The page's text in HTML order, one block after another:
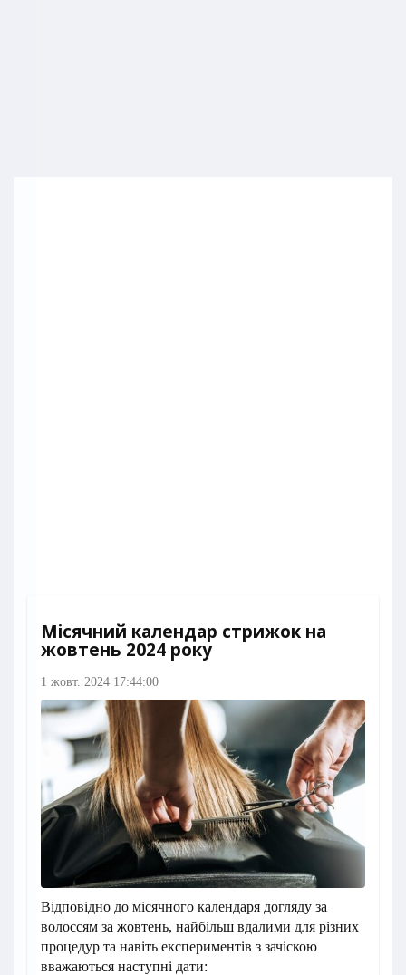
Місячний календар стрижок на
жовтень 2024 року
1 жовт. 2024 17:44:00
Відповідно до місячного календаря догляду за
волоссям за жовтень, найбільш вдалими для різних
процедур та навіть експериментів з зачіскою
вважаються наступні дати: